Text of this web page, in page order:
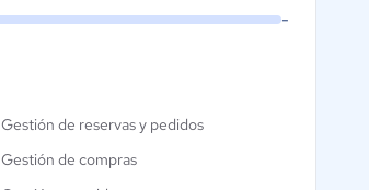
-
Gestión de reservas y pedidos
Gestión de compras